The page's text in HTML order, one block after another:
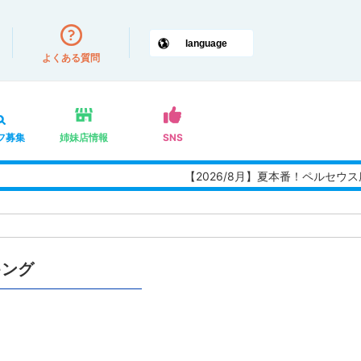
よくある質問
募集 姉妹店情報 SNS
【2026/8月】夏本番！ペルセウス
グ